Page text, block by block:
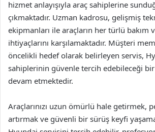
hizmet anlayışıyla araç sahiplerine
çıkmaktadır. Uzman kadrosu, gelişmiş
ekipmanları ile araçların her türlü bakım
ihtiyaçlarını karşılamaktadır. Müşteri
öncelikli hedef olarak belirleyen servis,
sahiplerinin güvenle tercih edebileceği
devam etmektedir.
Araçlarınızı uzun ömürlü hale getirmek,
artırmak ve güvenli bir sürüş keyfi